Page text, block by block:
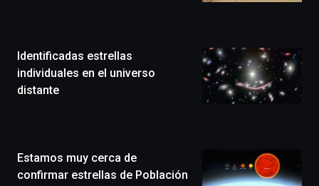
un
festival
que
monólogos,
exposiciones,
Identificadas estrellas
individuales en el universo
distante
Estamos muy cerca de
confirmar estrellas de Población